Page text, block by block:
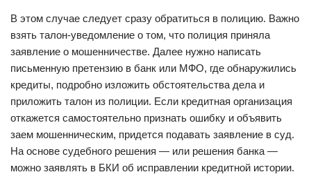
В этом случае следует сразу обратиться в полицию. Важно
взять талон-уведомление о том, что полиция приняла
заявление о мошенничестве. Далее нужно написать
письменную претензию в банк или МФО, где обнаружились
кредиты, подробно изложить обстоятельства дела и
приложить талон из полиции. Если кредитная организация
откажется самостоятельно признать ошибку и объявить
заем мошенническим, придется подавать заявление в суд.
На основе судебного решения — или решения банка —
можно заявлять в БКИ об исправлении кредитной истории.